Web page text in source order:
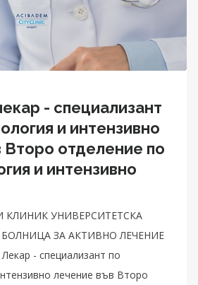
- специализант
и интензивно
Второ отделение по
и интензивно
КЛИНИК УНИВЕРСИТЕТСКА
ЗА АКТИВНО ЛЕЧЕНИЕ
- специализант по
лечение във Второ